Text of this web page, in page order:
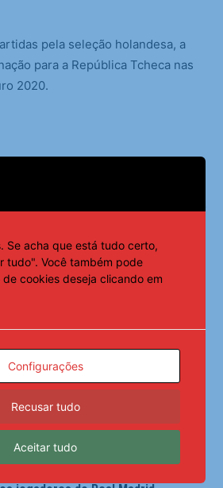
pela seleção holandesa, a
para a República Tcheca nas
2020.
se diz ansioso para contar com
para o time’
Se acha que está tudo certo,
tudo". Você também pode
cookies deseja clicando em
Configurações
Recusar tudo
Aceitar tudo